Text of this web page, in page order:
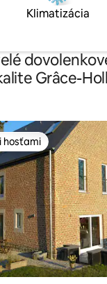
Klimatizácia
Grâce-
hosťami
hosťami